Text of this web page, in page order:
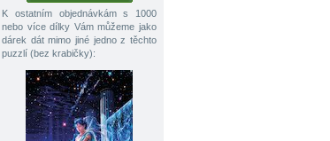
K ostatním objednávkám s 1000
nebo více dílky Vám můžeme jako
dárek dát mimo jiné jedno z těchto
puzzlí (bez krabičky):